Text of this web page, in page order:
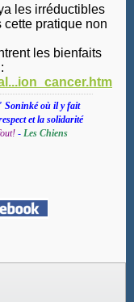
les irréductibles
pratique non
les bienfaits
Soninké où il y fait
et la solidarité
- Les Chiens